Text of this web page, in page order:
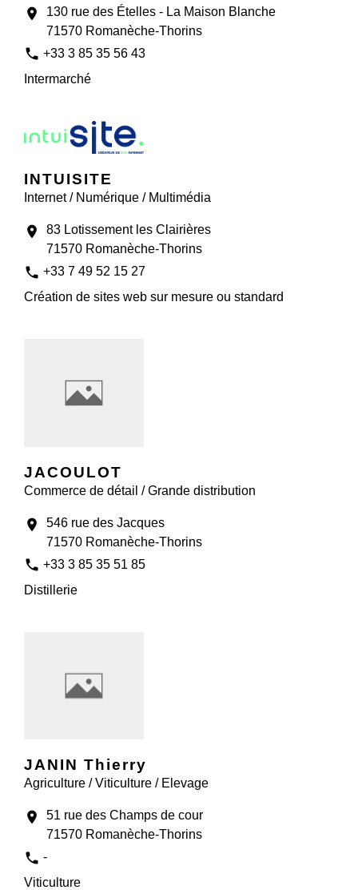
location_on
130 rue des Ételles - La Maison Blanche
71570 Romanèche-Thorins
phone +33 3 85 35 56 43
Intermarché
INTUISITE
Internet / Numérique / Multimédia
location_on
83 Lotissement les Clairières
71570 Romanèche-Thorins
phone +33 7 49 52 15 27
Création de sites web sur mesure ou standard
JACOULOT
Commerce de détail / Grande distribution
location_on
546 rue des Jacques
71570 Romanèche-Thorins
phone +33 3 85 35 51 85
Distillerie
JANIN Thierry
Agriculture / Viticulture / Elevage
location_on
51 rue des Champs de cour
71570 Romanèche-Thorins
phone -
Viticulture